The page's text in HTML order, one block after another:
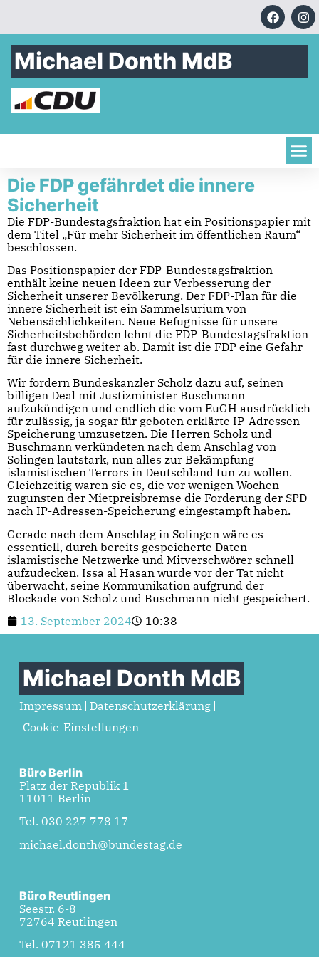
Michael Donth MdB
Die FDP gefährdet die innere
Sicherheit
Die FDP-Bundestagsfraktion hat ein Positionspapier mit
dem Titel „Für mehr Sicherheit im öffentlichen Raum“
beschlossen.
Das Positionspapier der FDP-Bundestagsfraktion
enthält keine neuen Ideen zur Verbesserung der
Sicherheit unserer Bevölkerung. Der FDP-Plan für die
innere Sicherheit ist ein Sammelsurium von
Nebensächlichkeiten. Neue Befugnisse für unsere
Sicherheitsbehörden lehnt die FDP-Bundestagsfraktion
fast durchweg weiter ab. Damit ist die FDP eine Gefahr
für die innere Sicherheit.
Wir fordern Bundeskanzler Scholz dazu auf, seinen
billigen Deal mit Justizminister Buschmann
aufzukündigen und endlich die vom EuGH ausdrücklich
für zulässig, ja sogar für geboten erklärte IP-Adressen-
Speicherung umzusetzen. Die Herren Scholz und
Buschmann verkündeten nach dem Anschlag von
Solingen lautstark, nun alles zur Bekämpfung
islamistischen Terrors in Deutschland tun zu wollen.
Gleichzeitig waren sie es, die vor wenigen Wochen
zugunsten der Mietpreisbremse die Forderung der SPD
nach IP-Adressen-Speicherung eingestampft haben.
Gerade nach dem Anschlag in Solingen wäre es
essentiell, durch bereits gespeicherte Daten
islamistische Netzwerke und Mitverschwörer schnell
aufzudecken. Issa al Hasan wurde vor der Tat nicht
überwacht, seine Kommunikation aufgrund der
Blockade von Scholz und Buschmann nicht gespeichert.
13. September 2024
10:38
Michael Donth MdB
Impressum
Datenschutzerklärung
Cookie-Einstellungen
Büro Berlin
Platz der Republik 1
11011 Berlin
Tel. 030 227 778 17
michael.donth@bundestag.de
Büro Reutlingen
Seestr. 6-8
72764 Reutlingen
Tel. 07121 385 444